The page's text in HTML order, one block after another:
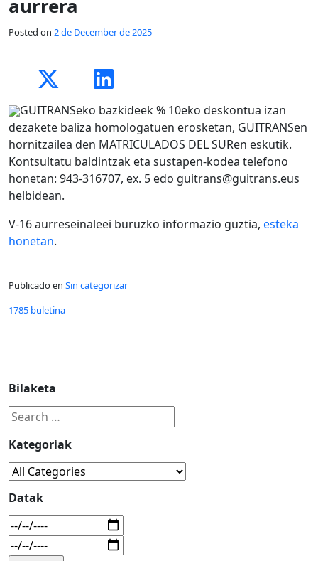
aurrera
Posted on 2 de December de 2025
GUITRANSeko bazkideek % 10eko deskontua izan
dezakete baliza homologatuen erosketan, GUITRANSen
hornitzailea den MATRICULADOS DEL SURen eskutik.
Kontsultatu baldintzak eta sustapen-kodea telefono
honetan: 943-316707, ex. 5 edo guitrans@guitrans.eus
helbidean.
V-16 aurreseinaleei buruzko informazio guztia, esteka
honetan.
Publicado en Sin categorizar
1785 buletina
Bilaketa
Kategoriak
Datak